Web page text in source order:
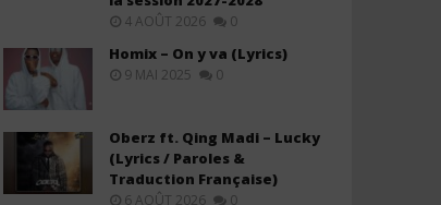
4 AOÛT 2026 0
Homix – On y va (Lyrics)
9 MAI 2025 0
Oberz ft. Qing Madi – Lucky
(Lyrics / Paroles &
Traduction Française)
6 AOÛT 2026 0